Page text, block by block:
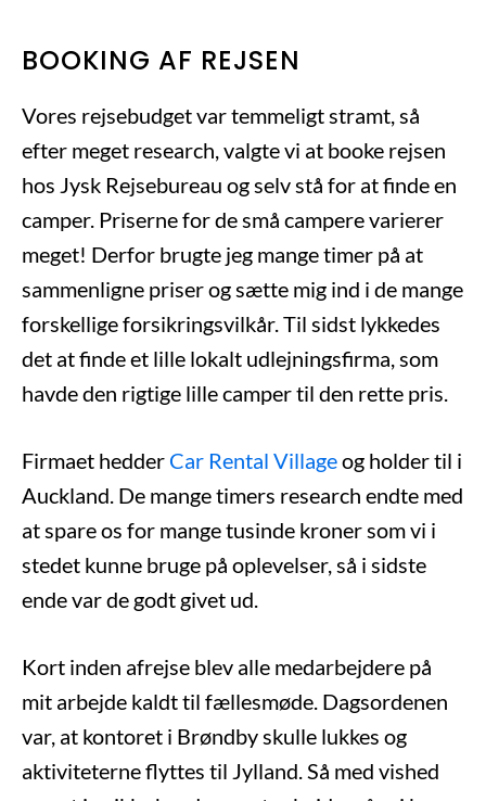
BOOKING AF REJSEN
Vores rejsebudget var temmeligt stramt, så
efter meget research, valgte vi at booke rejsen
hos Jysk Rejsebureau og selv stå for at finde en
camper. Priserne for de små campere varierer
meget! Derfor brugte jeg mange timer på at
sammenligne priser og sætte mig ind i de mange
forskellige forsikringsvilkår. Til sidst lykkedes
det at finde et lille lokalt udlejningsfirma, som
havde den rigtige lille camper til den rette pris.
Firmaet hedder Car Rental Villageog holder til i
Auckland. De mange timers research endte med
at spare os for mange tusinde kroner som vi i
stedet kunne bruge på oplevelser, så i sidste
ende var de godt givet ud.
Kort inden afrejse blev alle medarbejdere på
mit arbejde kaldt til fællesmøde. Dagsordenen
var, at kontoret i Brøndby skulle lukkes og
aktiviteterne flyttes til Jylland. Så med vished